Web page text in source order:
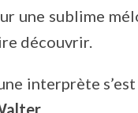
une sublime
découvrir.
interprète
.